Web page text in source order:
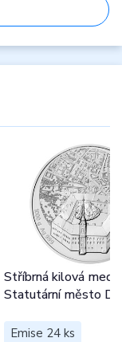
Stříbrná kilová
Statutární město
Emise 24 ks